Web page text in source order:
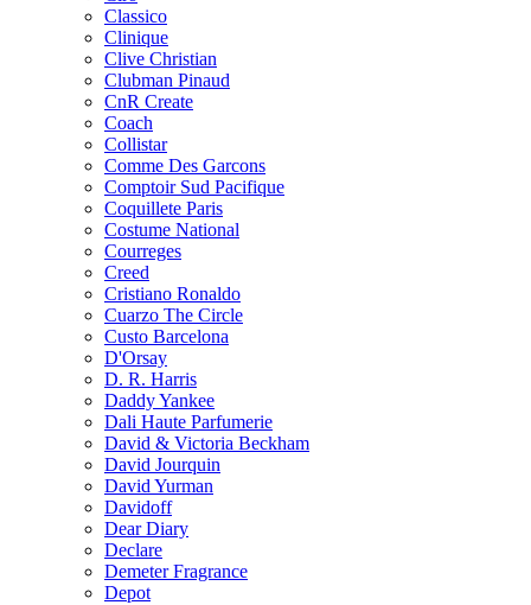
Classico
Clinique
Clive Christian
Clubman Pinaud
CnR Create
Coach
Collistar
Comme Des Garcons
Comptoir Sud Pacifique
Coquillete Paris
Costume National
Courreges
Creed
Cristiano Ronaldo
Cuarzo The Circle
Custo Barcelona
D'Orsay
D. R. Harris
Daddy Yankee
Dali Haute Parfumerie
David & Victoria Beckham
David Jourquin
David Yurman
Davidoff
Dear Diary
Declare
Demeter Fragrance
Depot